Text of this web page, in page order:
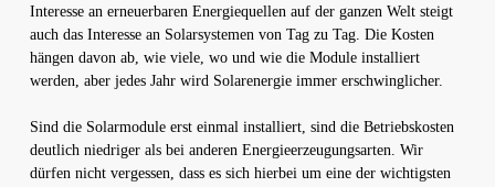
Interesse an erneuerbaren Energiequellen auf der ganzen Welt steigt
auch das Interesse an Solarsystemen von Tag zu Tag. Die Kosten
hängen davon ab, wie viele, wo und wie die Module installiert
werden, aber jedes Jahr wird Solarenergie immer erschwinglicher.
Sind die Solarmodule erst einmal installiert, sind die Betriebskosten
deutlich niedriger als bei anderen Energieerzeugungsarten. Wir
dürfen nicht vergessen, dass es sich hierbei um eine der wichtigsten